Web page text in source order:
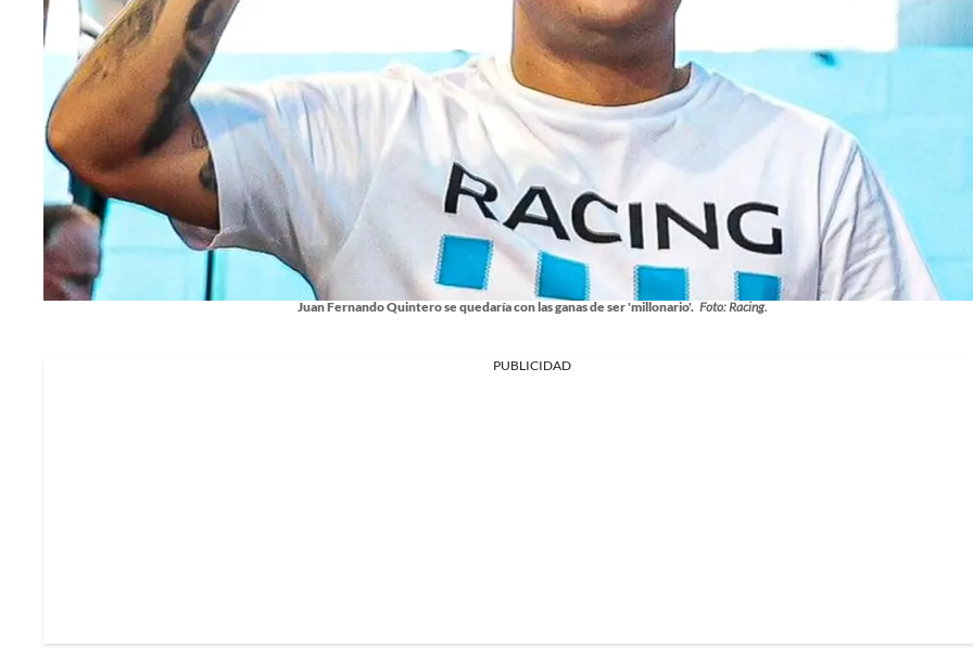
Juan Fernando Quintero se quedaría con las ganas de ser 'millonario'. Foto: Racing.
PUBLICIDAD